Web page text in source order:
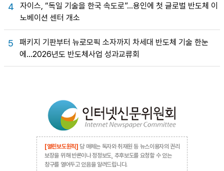
4
자이스, “독일 기술을 한국 속도로”…용인에 첫 글로벌 반도체 이
노베이션 센터 개소
5
패키지 기판부터 뉴로모픽 소자까지 차세대 반도체 기술 한눈
에…2026년도 반도체사업 성과교류회
[열린보도원칙] 당 매체는 독자와 취재원 등 뉴스이용자의 권리
보장을 위해 반론이나 정정보도, 추후보도를 요청할 수 있는
창구를 열어두고 있음을 알려드립니다.